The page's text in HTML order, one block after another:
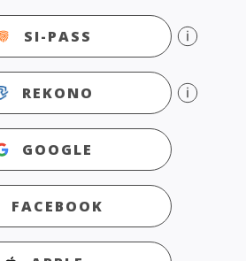
SI-PASS
REKONO
GOOGLE
FACEBOOK